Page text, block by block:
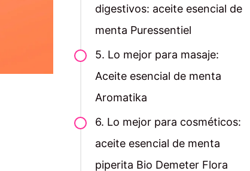
digestivos: aceite esencial de
menta Puressentiel
5. Lo mejor para masaje:
Aceite esencial de menta
Aromatika
6. Lo mejor para cosméticos:
aceite esencial de menta
piperita Bio Demeter Flora